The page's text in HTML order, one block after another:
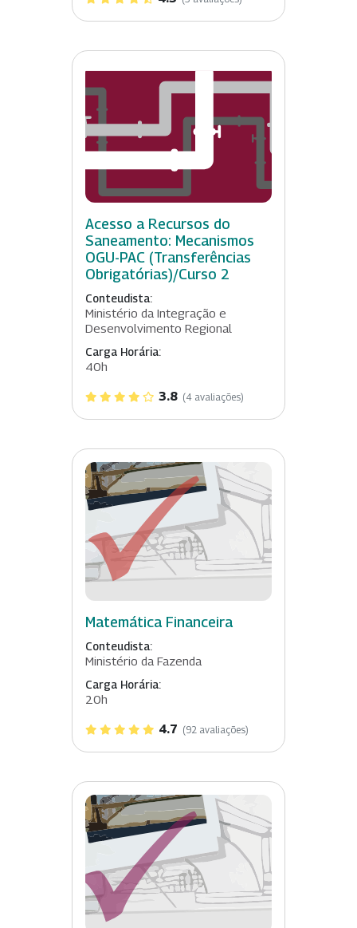
Acesso a Recursos do
Saneamento: Mecanismos
OGU-PAC (Transferências
Obrigatórias)/Curso 2
Conteudista:
Ministério da Integração e
Desenvolvimento Regional
Carga Horária:
40h
3.8 (4 avaliações)
Matemática Financeira
Conteudista:
Ministério da Fazenda
Carga Horária:
20h
4.7 (92 avaliações)